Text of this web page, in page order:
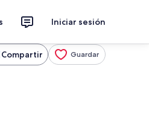
Iniciar sesión
Compartir Guardar